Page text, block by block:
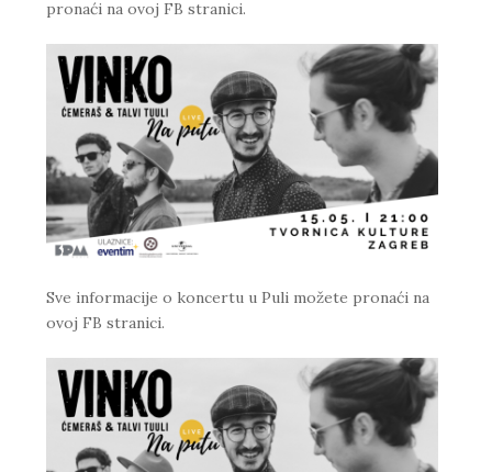
pronaći naovoj FB stranici.
Sve informacije o koncertu u Puli možete pronaći na
ovoj FB stranici.